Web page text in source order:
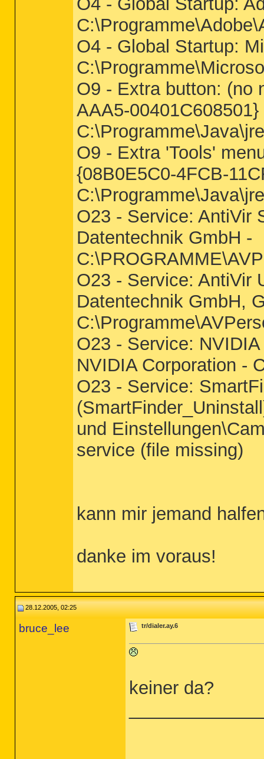
O4 - Global Startup:
O9 - Extra button: (no
AAA5-00401C608501}
O9 - Extra 'Tools'
{08B0E5C0-4FCB-
O23 - Service: AntiVir
Datentechnik GmbH -
O23 - Service: AntiVir
Datentechnik GmbH,
O23 - Service:
NVIDIA Corporation -
O23 - Service:
und
service (file missing)
kann mir jemand
danke im voraus!
28.12.2005, 02:25
bruce_lee tr/dialer.ay.6
keiner da?